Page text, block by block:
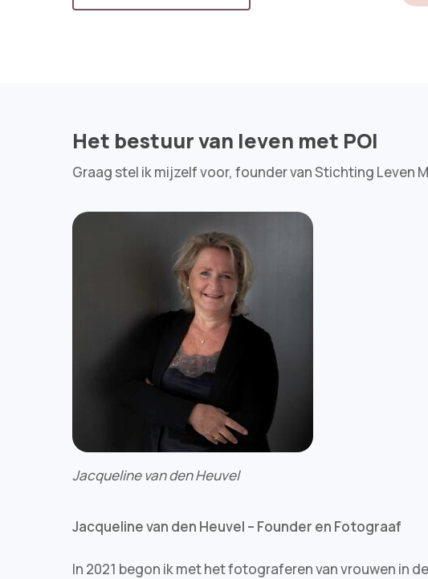
Het bestuur van leven met POI
Graag stel ik mijzelf voor, founder van Stichting Leven
Jacqueline van den Heuvel
Jacqueline van den Heuvel – Founder en Fotograaf
In 2021 begon ik met het fotograferen van vrouwen in